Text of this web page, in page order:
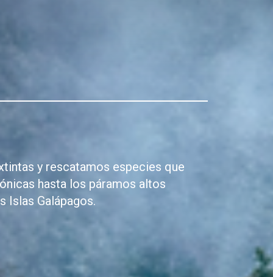
y rescatamos especies que
hasta los páramos altos
Islas Galápagos.